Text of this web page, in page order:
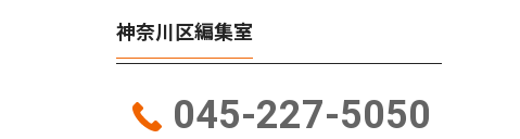
神奈川区編集室
045-227-5050